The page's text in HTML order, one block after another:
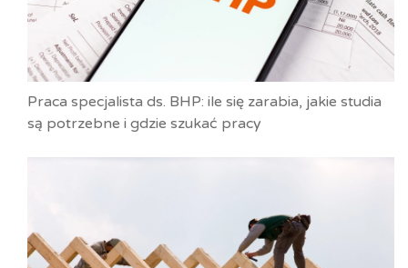
Praca specjalista ds. BHP: ile się zarabia, jakie studia
są potrzebne i gdzie szukać pracy